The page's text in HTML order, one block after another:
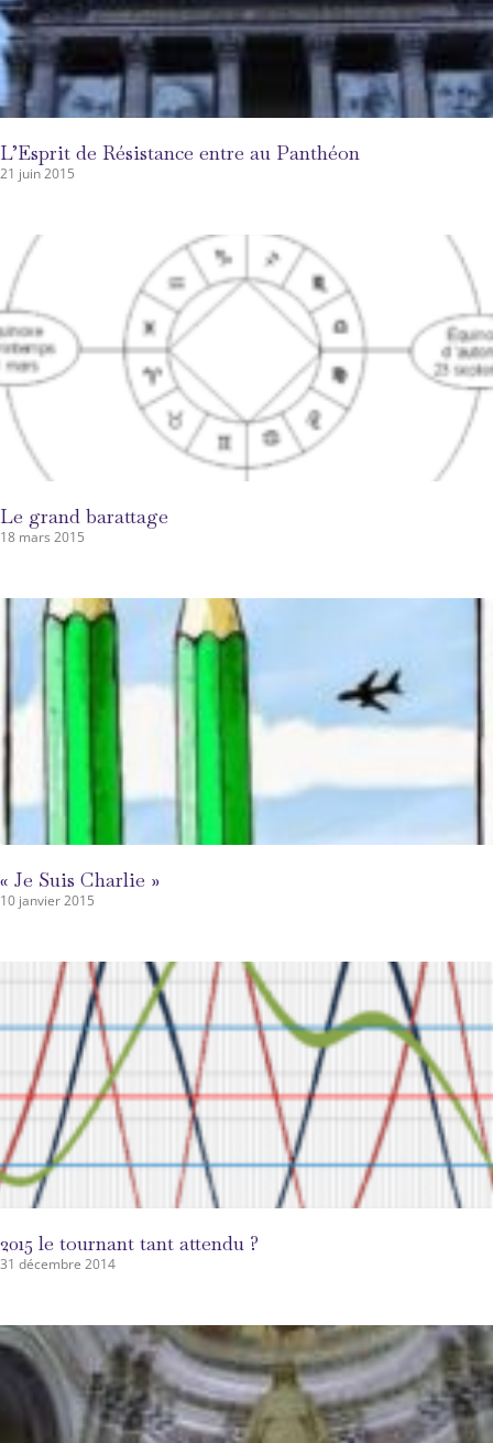
L’Esprit de Résistance entre au Panthéon
21 juin 2015
Le grand barattage
18 mars 2015
« Je Suis Charlie »
10 janvier 2015
2015 le tournant tant attendu ?
31 décembre 2014